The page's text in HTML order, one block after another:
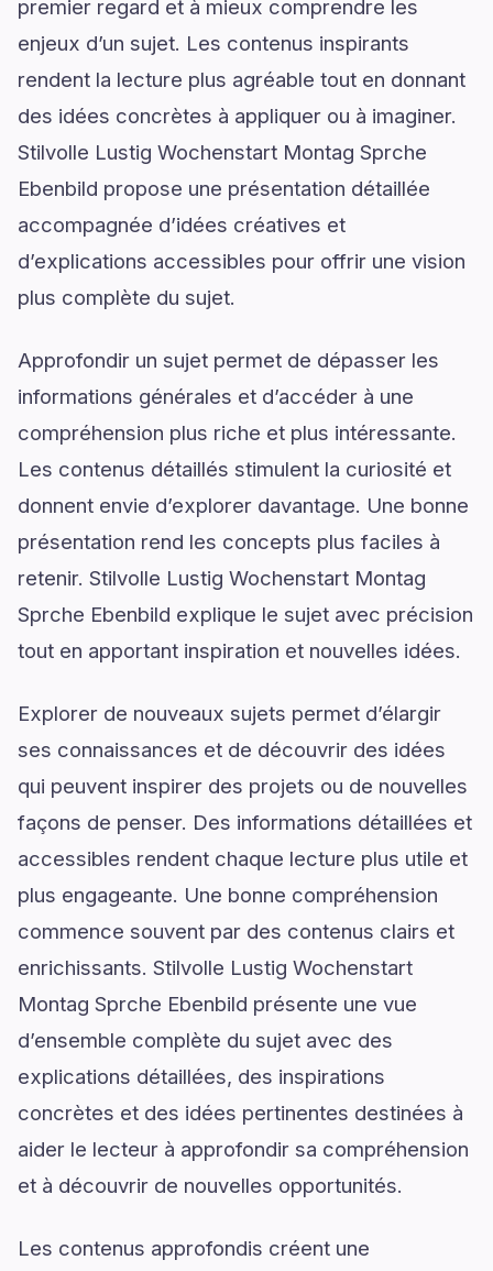
premier regard et à mieux comprendre les
enjeux d’un sujet. Les contenus inspirants
rendent la lecture plus agréable tout en donnant
des idées concrètes à appliquer ou à imaginer.
Stilvolle Lustig Wochenstart Montag Sprche
Ebenbild propose une présentation détaillée
accompagnée d’idées créatives et
d’explications accessibles pour offrir une vision
plus complète du sujet.
Approfondir un sujet permet de dépasser les
informations générales et d’accéder à une
compréhension plus riche et plus intéressante.
Les contenus détaillés stimulent la curiosité et
donnent envie d’explorer davantage. Une bonne
présentation rend les concepts plus faciles à
retenir. Stilvolle Lustig Wochenstart Montag
Sprche Ebenbild explique le sujet avec précision
tout en apportant inspiration et nouvelles idées.
Explorer de nouveaux sujets permet d’élargir
ses connaissances et de découvrir des idées
qui peuvent inspirer des projets ou de nouvelles
façons de penser. Des informations détaillées et
accessibles rendent chaque lecture plus utile et
plus engageante. Une bonne compréhension
commence souvent par des contenus clairs et
enrichissants. Stilvolle Lustig Wochenstart
Montag Sprche Ebenbild présente une vue
d’ensemble complète du sujet avec des
explications détaillées, des inspirations
concrètes et des idées pertinentes destinées à
aider le lecteur à approfondir sa compréhension
et à découvrir de nouvelles opportunités.
Les contenus approfondis créent une